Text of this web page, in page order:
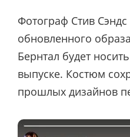
Фотограф Стив
обновленного
Бернтал будет
выпуске. Костюм
прошлых дизайнов